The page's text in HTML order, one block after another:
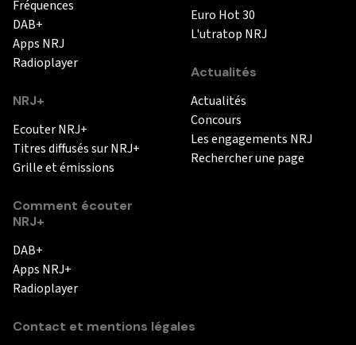
Fréquences
DAB+
Apps NRJ
Radioplayer
NRJ+
Ecouter NRJ+
Titres diffusés sur NRJ+
Grille et émissions
Comment écouter
NRJ+
DAB+
Apps NRJ+
Radioplayer
Euro Hot 30
L'utratop NRJ
Actualités
Actualités
Concours
Les engagements NRJ
Rechercher une page
Contact et mentions légales